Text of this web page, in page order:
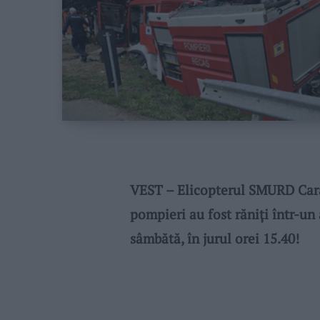
VEST – Elicopterul SMURD
pompieri au fost răniți într-un
sâmbătă, în jurul orei 15.40!